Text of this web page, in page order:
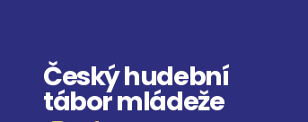
content
Český hudební
tábor mládeže